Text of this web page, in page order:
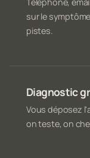
Téléphone,
sur le
pistes.
Diagnostic
Vous déposez
on teste, on